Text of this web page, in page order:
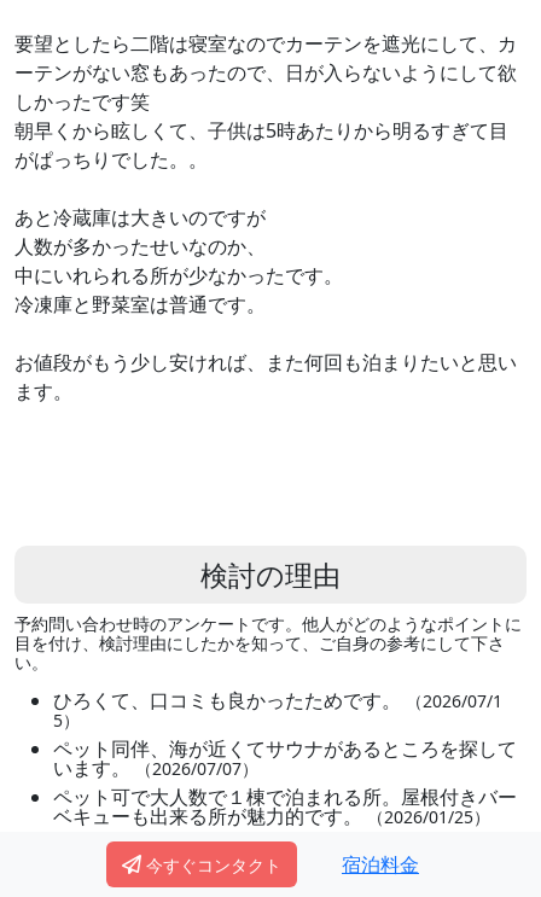
要望としたら二階は寝室なのでカーテンを遮光にして、カ
ーテンがない窓もあったので、日が入らないようにして欲
しかったです笑
朝早くから眩しくて、子供は5時あたりから明るすぎて目
がぱっちりでした。。
あと冷蔵庫は大きいのですが
人数が多かったせいなのか、
中にいれられる所が少なかったです。
冷凍庫と野菜室は普通です。
お値段がもう少し安ければ、また何回も泊まりたいと思い
ます。
検討の理由
予約問い合わせ時のアンケートです。他人がどのようなポイントに
目を付け、検討理由にしたかを知って、ご自身の参考にして下さ
い。
ひろくて、口コミも良かったためです。
（2026/07/1
5）
ペット同伴、海が近くてサウナがあるところを探して
います。 （2026/07/07）
ペット可で大人数で１棟で泊まれる所。屋根付きバー
ベキューも出来る所が魅力的です。 （2026/01/25）
参加者の要望に合っている為
大人数で利用でき、サウナがある。（2025/12/17）
今すぐコンタクト 宿泊料金